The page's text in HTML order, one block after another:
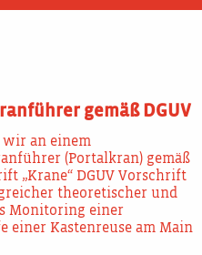
gemäß DGUV
wir an einem
(Portalkran) gemäß
„Krane“ DGUV Vorschrift
theoretischer und
Monitoring einer
einer Kastenreuse am Main